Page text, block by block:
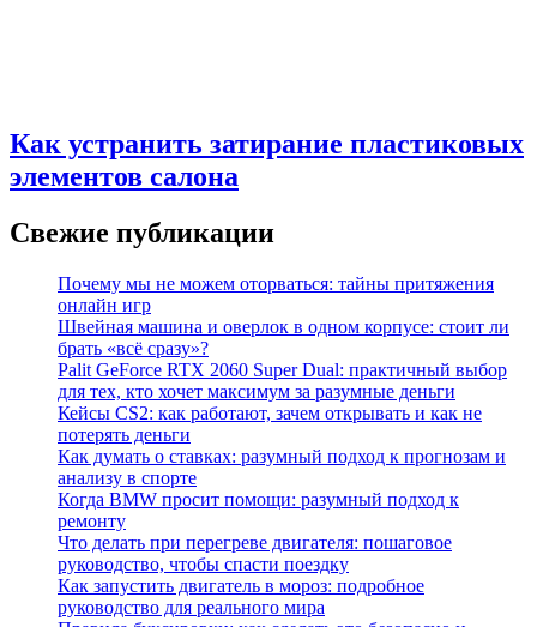
Как устранить затирание пластиковых
элементов салона
Свежие публикации
Почему мы не можем оторваться: тайны притяжения
онлайн игр
Швейная машина и оверлок в одном корпусе: стоит ли
брать «всё сразу»?
Palit GeForce RTX 2060 Super Dual: практичный выбор
для тех, кто хочет максимум за разумные деньги
Кейсы CS2: как работают, зачем открывать и как не
потерять деньги
Как думать о ставках: разумный подход к прогнозам и
анализу в спорте
Когда BMW просит помощи: разумный подход к
ремонту
Что делать при перегреве двигателя: пошаговое
руководство, чтобы спасти поездку
Как запустить двигатель в мороз: подробное
руководство для реального мира